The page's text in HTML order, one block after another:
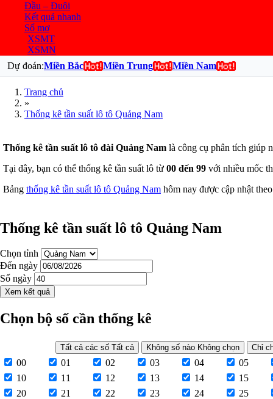
Đầu – Đuôi
Kết quả nhanh
Sổ mơ
XSMT
XSMN
Dự đoán:Miền Bắc Miền Trung Miền Nam
Trang chủ
»
Thống kê tần suất lô tô Quảng Nam
Thống kê tần suất lô tô đài Quảng Nam là công cụ phân tích giúp
Tại đây, bạn có thể thống kê tần suất lô từ 00 đến 99 với nhiều mốc
Bảng thống kê tần suất lô tô Quảng Nam hôm nay được cập nhật
Thống kê tần suất lô tô Quảng Nam
Chọn tỉnh
Đến ngày
Số ngày
Xem kết quả
Chọn bộ số cần thống kê
Tất cả các số Tất cả Không số nào Không chọn
00 01 02 03 04
05
10
11 12 13 14
15
20
21 22 23 24
25